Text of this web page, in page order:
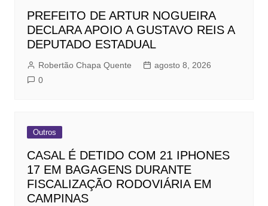
PREFEITO DE ARTUR NOGUEIRA
DECLARA APOIO A GUSTAVO REIS A
DEPUTADO ESTADUAL
Robertão Chapa Quente
agosto 8, 2026
0
Outros
CASAL É DETIDO COM 21 IPHONES
17 EM BAGAGENS DURANTE
FISCALIZAÇÃO RODOVIÁRIA EM
CAMPINAS